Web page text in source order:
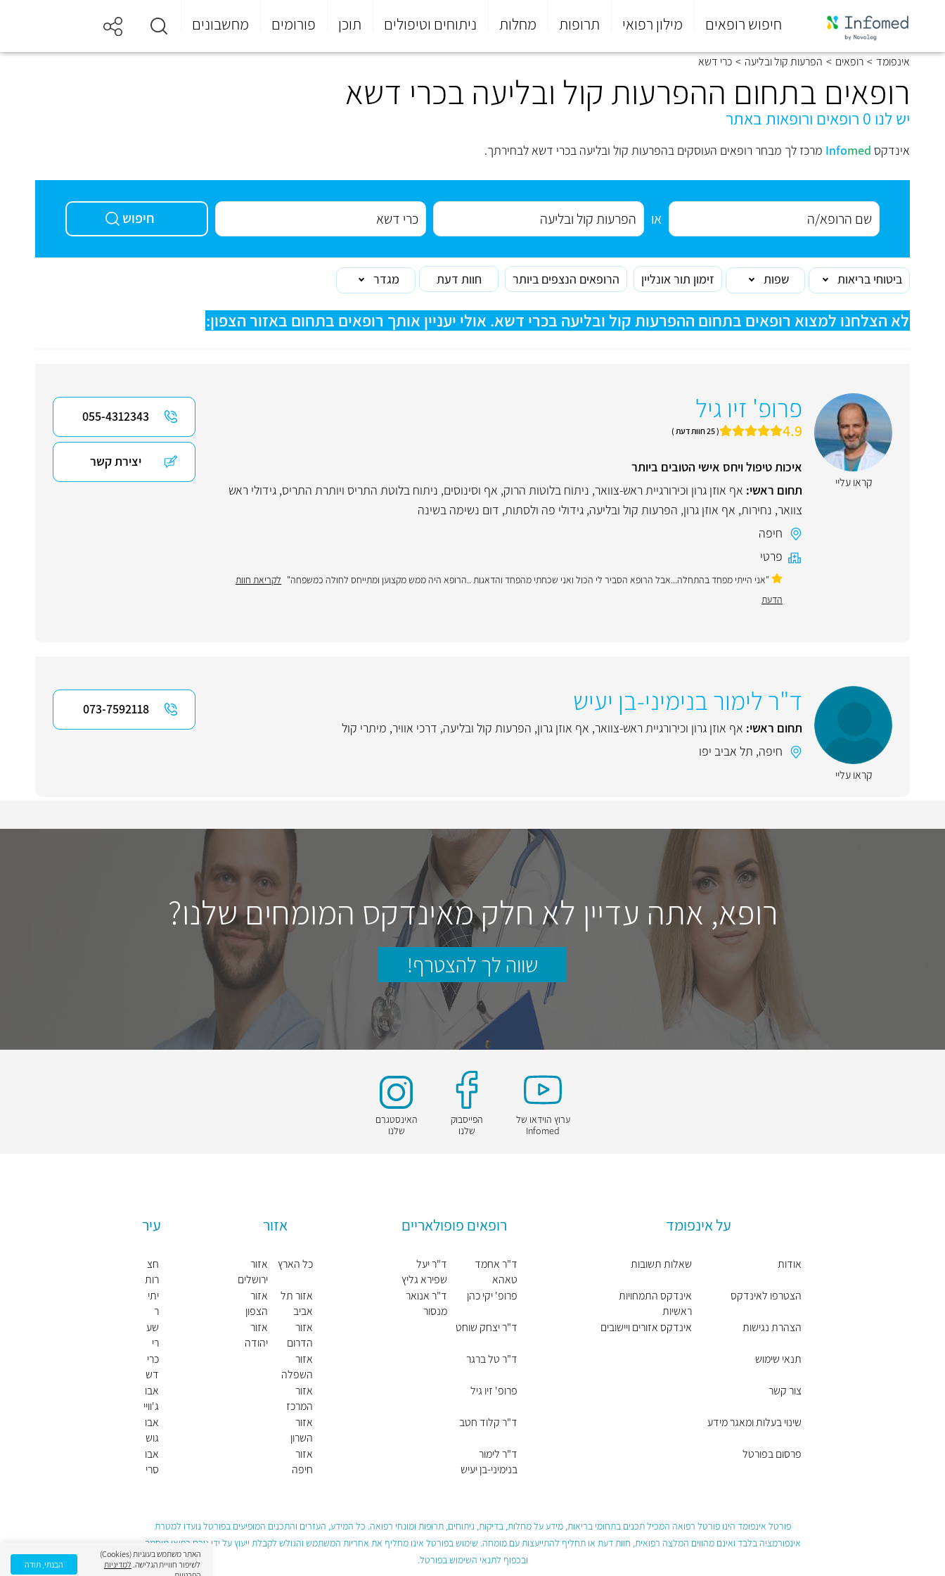
חיפוש רופאים מילון רפואי תרופות מחלות ניתוחים וטיפולים תוכן פורומים מחשבונים
סוף
התפריט
אינפומד > רופאים > הפרעות קול ובליעה > כרי דשא
רופאים בתחום ההפרעות קול ובליעה בכרי דשא
יש לנו 0 רופאים ורופאות באתר
אינדקס Infomed מרכז לך מבחר רופאים העוסקים בהפרעות קול ובליעה בכרי דשא לבחירתך.
או חיפוש
ביטוחי בריאות שפות זימון תור אונליין הרופאים הנצפים ביותר חוות דעת מגדר
לא הצלחנו למצוא רופאים בתחום ההפרעות קול ובליעה בכרי דשא. אולי יעניין אותך רופאים בתחום באזור הצפון:
קראו עליי
פרופ' זיו גיל
4.9 ( 25 חוות דעת )
איכות טיפול ויחס אישי הטובים ביותר
תחום ראשי: אף אוזן גרון וכירורגיית ראש-צוואר, ניתוח בלוטות הרוק, אף וסינוסים, ניתוח בלוטת התריס ויותרת התריס, גידולי ראש
צוואר, נחירות, אף אוזן גרון, הפרעות קול ובליעה, גידולי פה ולסתות, דום נשימה בשינה
חיפה
פרטי
"אני הייתי מפחד בהתחלה...אבל הרופא הסביר לי הכול ואני שכחתי מהפחד והדאגות ..הרופא היה ממש מקצוען ומתייחס לחולה כמשפחה" לקריאת חוות
הדעת
055-4312343
יצירת קשר
קראו עליי
ד"ר לימור בנימיני-בן יעיש
תחום ראשי: אף אוזן גרון וכירורגיית ראש-צוואר, אף אוזן גרון, הפרעות קול ובליעה, דרכי אוויר, מיתרי קול
חיפה, תל אביב יפו
073-7592118
רופא, אתה עדיין לא חלק מאינדקס המומחים שלנו?
שווה לך להצטרף!
ערוץ הוידאו של
Infomed
הפייסבוק
שלנו
האינסטגרם
שלנו
על אינפומד
אודות
הצטרפו לאינדקס
הצהרת נגישות
תנאי שימוש
צור קשר
שינוי בעלות ומאגר מידע
פרסום בפורטל
שאלות תשובות
אינדקס התמחויות
ראשיות
אינדקס אזורים ויישובים
רופאים פופולאריים
ד"ר אחמד
טאהא
פרופ' יקי כהן
ד"ר יצחק שוחט
ד"ר טל ברגר
פרופ' זיו גיל
ד"ר קלוד חטב
ד"ר לימור
בנימיני-בן יעיש
ד"ר יעל
שפירא גליץ
ד"ר אנואר
מנסור
אזור
כל הארץ
אזור תל
אביב
אזור
הדרום
אזור
השפלה
אזור
המרכז
אזור
השרון
אזור
חיפה
אזור
ירושלים
אזור
הצפון
אזור
יהודה
עיר
חצ
רות
חול
דה
יתי
ר
שע
רי
תקו
וה
כרי
דש
א
אבו
ג'וויי
עד
(ש
בט)
אבו
גוש
אבו
סרי
פורטל אינפומד הינו פורטל רפואה המכיל תכנים בתחומי בריאות, מידע על מחלות, בדיקות, ניתוחים, תרופות ומונחי רפואה. כל המידע, העזרים והתכנים המופיעים בפורטל נועדו למטרת
אינפורמציה בלבד ואינם מהווים המלצה רפואית, חוות דעת או תחליף להתייעצות עם מומחה. שימוש בפורטל אינו מחליף את אחריות המשתמש והגולש לקבלת ייעוץ על ידי גורם רפואי מוסמך
ובכפוף לתנאי השימוש בפורטל.
האתר משתמש בעוגיות (Cookies)
לשיפור חוויית הגלישה. למדיניות
הבנתי, תודה